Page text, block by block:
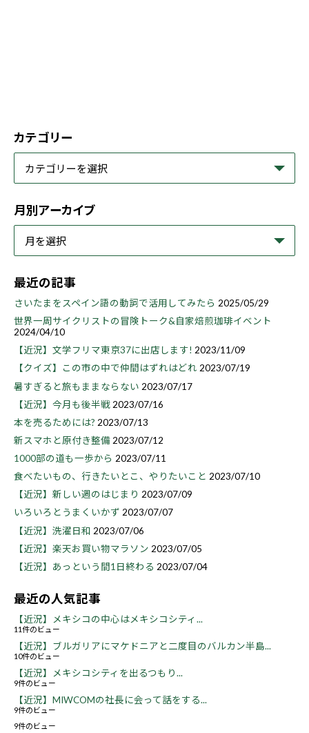
カテゴリー
月別アーカイブ
最近の記事
さいたまをスペイン語の動詞で活用してみたら 2025/05/29
世界一周サイクリストの冒険トーク&自家焙煎珈琲イベント
2024/04/10
【近況】文学フリマ東京37に出店します! 2023/11/09
【クイズ】この市の中で仲間はずれはどれ 2023/07/19
暑すぎると旅もままならない 2023/07/17
【近況】今月も後半戦 2023/07/16
本を売るためには? 2023/07/13
新スマホと原付き整備 2023/07/12
1000部の道も一歩から 2023/07/11
食べたいもの、行きたいとこ、やりたいこと 2023/07/10
【近況】新しい週のはじまり 2023/07/09
いろいろとうまくいかず 2023/07/07
【近況】洗濯日和 2023/07/06
【近況】楽天お買い物マラソン 2023/07/05
【近況】あっという間1日終わる 2023/07/04
最近の人気記事
【近況】メキシコの中心はメキシコシティ...
11件のビュー
【近況】ブルガリアにマケドニアと二度目のバルカン半島...
10件のビュー
【近況】メキシコシティを出るつもり...
9件のビュー
【近況】MIWCOMの社長に会って話をする...
9件のビュー
9件のビュー